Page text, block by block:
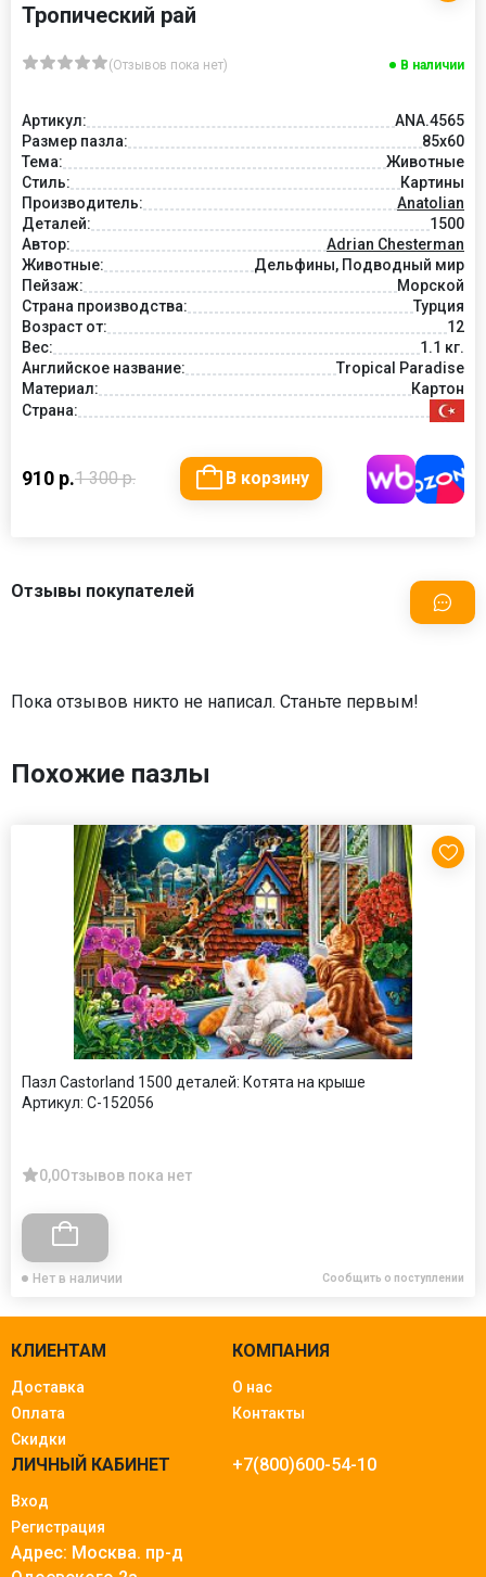
Тропический рай
(Отзывов пока нет) В наличии
Артикул:
ANA.4565
Размер пазла:
85x60
Тема:
Животные
Стиль:
Картины
Производитель:
Anatolian
Деталей:
1500
Автор:
Adrian Chesterman
Животные:
Дельфины, Подводный мир
Пейзаж:
Морской
Страна производства:
Турция
Возраст от:
12
Вес:
1.1 кг.
Английское название:
Tropical Paradise
Материал:
Картон
Страна:
910 р.1 300 р. В корзину
Отзывы покупателей
Пока отзывов никто не написал. Станьте первым!
Похожие пазлы
Пазл Castorland 1500 деталей: Котята на крыше
Артикул: C-152056
0,0Отзывов пока нет
Нет в наличии Сообщить о поступлении
КЛИЕНТАМ
Доставка
Оплата
Скидки
КОМПАНИЯ
О нас
Контакты
ЛИЧНЫЙ КАБИНЕТ
Вход
Регистрация
+7(800)600-54-10
Адрес: Москва. пр-д